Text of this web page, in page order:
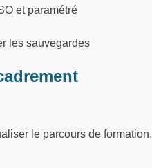
et paramétré
les sauvegardes
le parcours de formation.